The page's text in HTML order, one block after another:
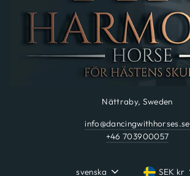
Nättraby, Sweden
info@dancingwithhorses.se
+46 703900057
svenska SEK kr